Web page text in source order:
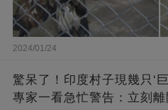
2024/01/24
驚呆了！印度村子現幾只‘
專家一看急忙警告：立刻離